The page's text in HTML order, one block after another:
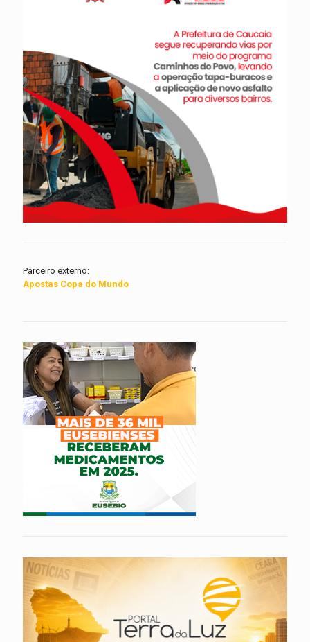
Parceiro externo:
Apostas Copa do Mundo